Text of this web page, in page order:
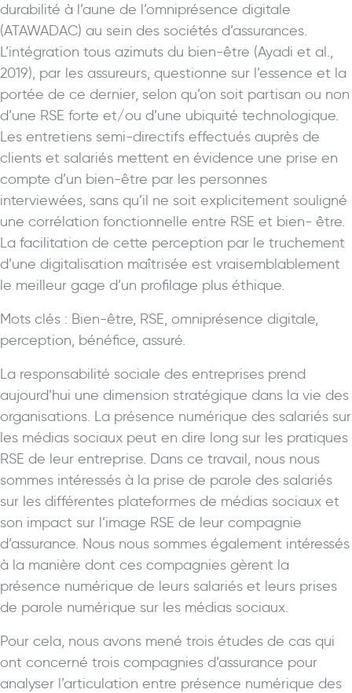
durabilité à l’aune de l’omniprésence digitale
(ATAWADAC) au sein des sociétés d’assurances.
L’intégration tous azimuts du bien-être (Ayadi et al.,
2019), par les assureurs, questionne sur l’essence et la
portée de ce dernier, selon qu’on soit partisan ou non
d’une RSE forte et/ou d’une ubiquité technologique.
Les entretiens semi-directifs effectués auprès de
clients et salariés mettent en évidence une prise en
compte d’un bien-être par les personnes
interviewées, sans qu’il ne soit explicitement souligné
une corrélation fonctionnelle entre RSE et bien- être.
La facilitation de cette perception par le truchement
d’une digitalisation maîtrisée est vraisemblablement
le meilleur gage d’un profilage plus éthique.
Mots clés : Bien-être, RSE, omniprésence digitale,
perception, bénéfice, assuré.
La responsabilité sociale des entreprises prend
aujourd’hui une dimension stratégique dans la vie des
organisations. La présence numérique des salariés sur
les médias sociaux peut en dire long sur les pratiques
RSE de leur entreprise. Dans ce travail, nous nous
sommes intéressés à la prise de parole des salariés
sur les différentes plateformes de médias sociaux et
son impact sur l’image RSE de leur compagnie
d’assurance. Nous nous sommes également intéressés
à la manière dont ces compagnies gèrent la
présence numérique de leurs salariés et leurs prises
de parole numérique sur les médias sociaux.
Pour cela, nous avons mené trois études de cas qui
ont concerné trois compagnies d’assurance pour
analyser l’articulation entre présence numérique des